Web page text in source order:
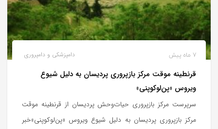
دامپزشکی و دامپروری 7 ماه پیش
قرنطینه موقت مرکز بازپروری پردیسان به دلیل شیوع
ویروس «پن‌لوکوپنی»
سرپرست مرکز بازپروری حیات‌وحش پردیسان از قرنطینه موقت
مرکز بازپروری پردیسان به دلیل شیوع ویروس «پن‌لوکوپنی»خبر